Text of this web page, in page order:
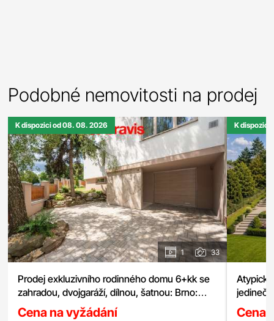
Podobné nemovitosti na prodej
K dispozici od 08. 08. 2026
1 33
Prodej exkluzivního rodinného domu 6+kk se
zahradou, dvojgaráží, dílnou, šatnou: Brno:
Řečkovice, pozemek 380 m²
Cena na vyžádání
K dispozici
Cena